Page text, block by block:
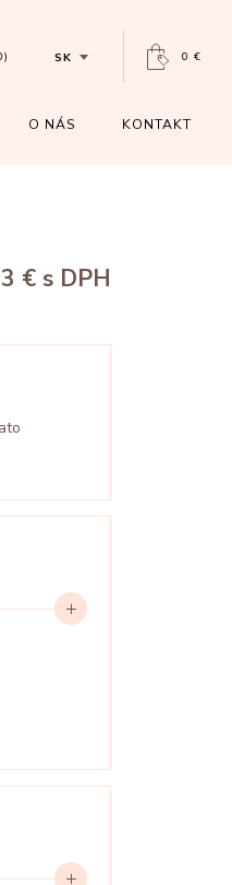
SK 0 €
O NÁS KONTAKT
€ s DPH